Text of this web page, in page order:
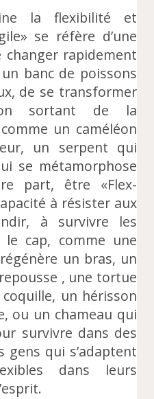
la flexibilité et
se réfère d’une
rapidement
banc de poissons
de se transformer
sortant de la
un caméléon
un serpent qui
se métamorphose
part, être «Flex-
à résister aux
à survivre les
cap, comme une
un bras, un
, une tortue
un hérisson
ou un chameau qui
survivre dans des
gens qui s’adaptent
dans leurs